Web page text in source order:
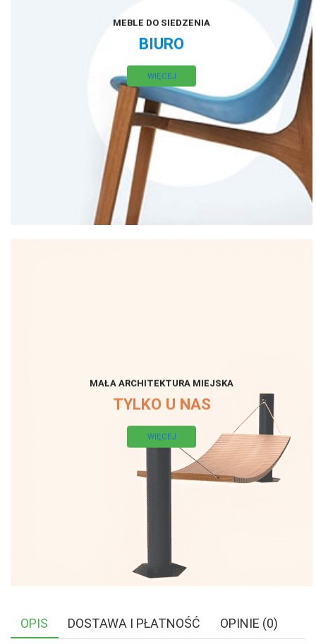
MEBLE DO SIEDZENIA
BIURO
WIĘCEJ
MAŁA ARCHITEKTURA MIEJSKA
TYLKO U NAS
WIĘCEJ
OPIS DOSTAWA I PŁATNOŚĆ OPINIE (0)